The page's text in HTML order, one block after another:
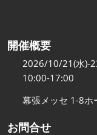
開催概要
2026/10/21(水)-
10:00-17:00
幕張メッセ 1-8ホ
お問合せ